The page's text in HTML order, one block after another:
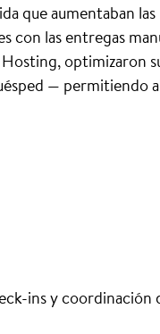
que aumentaban las
con las entregas
optimizaron
— permitiendo
ins y coordinación